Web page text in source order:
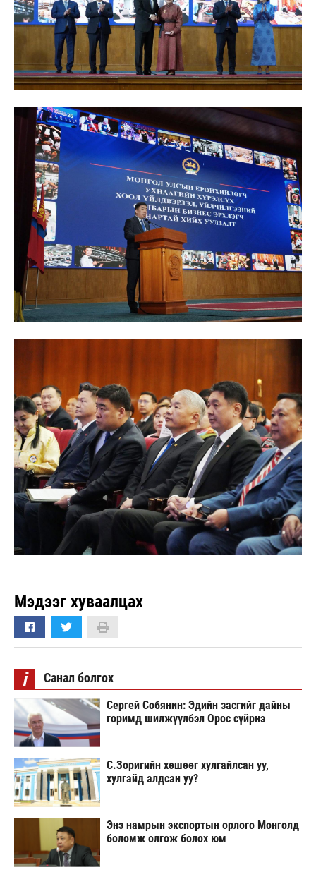
Мэдээг хуваалцах
i Санал болгох
Сергей Собянин: Эдийн засгийг дайны
горимд шилжүүлбэл Орос сүйрнэ
С.Зоригийн хөшөөг хулгайлсан уу,
хулгайд алдсан уу?
Энэ намрын экспортын орлого Монголд
боломж олгож болох юм